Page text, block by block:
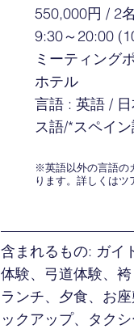
550,000円 / 2名
9:30～20:00
ミーティング
​ホテル
言語 : 英語 /
ス語/*スペイ
​​※英語以外の言語の
ります。詳しくはツ
含まれるもの: ガイ
体験、弓道体験、袴
ランチ、夕食、お
ックアップ、タク